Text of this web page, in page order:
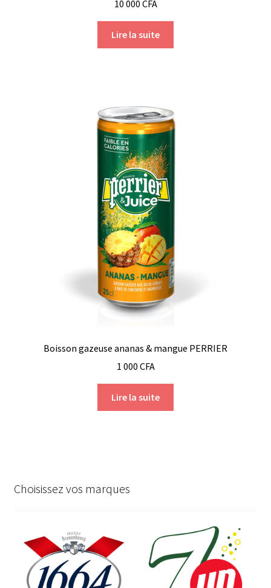
10 000 CFA
Lire la suite
Boisson gazeuse ananas & mangue PERRIER
1 000 CFA
Lire la suite
Choisissez vos marques